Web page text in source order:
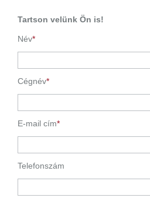
Tartson velünk Ön is!
Név*
Cégnév*
E-mail cím*
Telefonszám